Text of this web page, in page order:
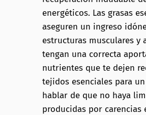
energéticos. Las grasas
aseguren un ingreso
estructuras musculares y
tengan una correcta
nutrientes que te dejen
tejidos esenciales para
hablar de que no haya
producidas por carencias